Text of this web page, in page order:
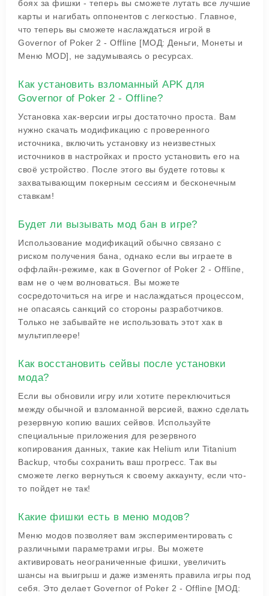
боях за фишки - теперь вы сможете лутать все лучшие
карты и нагибать оппонентов с легкостью. Главное,
что теперь вы сможете наслаждаться игрой в
Governor of Poker 2 - Offline [МОД: Деньги, Монеты и
Меню MOD], не задумываясь о ресурсах.
Как установить взломанный APK для
Governor of Poker 2 - Offline?
Установка хак-версии игры достаточно проста. Вам
нужно скачать модификацию с проверенного
источника, включить установку из неизвестных
источников в настройках и просто установить его на
своё устройство. После этого вы будете готовы к
захватывающим покерным сессиям и бесконечным
ставкам!
Будет ли вызывать мод бан в игре?
Использование модификаций обычно связано с
риском получения бана, однако если вы играете в
оффлайн-режиме, как в Governor of Poker 2 - Offline,
вам не о чем волноваться. Вы можете
сосредоточиться на игре и наслаждаться процессом,
не опасаясь санкций со стороны разработчиков.
Только не забывайте не использовать этот хак в
мультиплеере!
Как восстановить сейвы после установки
мода?
Если вы обновили игру или хотите переключиться
между обычной и взломанной версией, важно сделать
резервную копию ваших сейвов. Используйте
специальные приложения для резервного
копирования данных, такие как Helium или Titanium
Backup, чтобы сохранить ваш прогресс. Так вы
сможете легко вернуться к своему аккаунту, если что-
то пойдет не так!
Какие фишки есть в меню модов?
Меню модов позволяет вам экспериментировать с
различными параметрами игры. Вы можете
активировать неограниченные фишки, увеличить
шансы на выигрыш и даже изменять правила игры под
себя. Это делает Governor of Poker 2 - Offline [МОД: